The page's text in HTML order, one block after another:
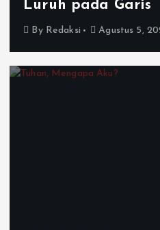
Luruh pada Garis
By Redaksi Agustus 5,